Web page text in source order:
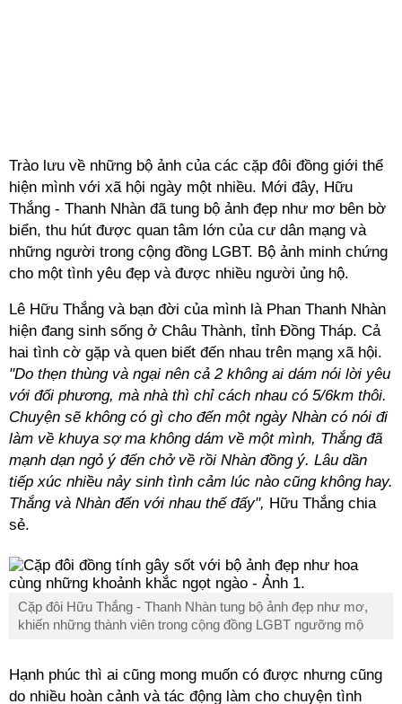
Trào lưu về những bộ ảnh của các cặp đôi đồng giới thể
hiện mình với xã hội ngày một nhiều. Mới đây, Hữu
Thắng - Thanh Nhàn đã tung bộ ảnh đẹp như mơ bên bờ
biển, thu hút được quan tâm lớn của cư dân mạng và
những người trong cộng đồng LGBT. Bộ ảnh minh chứng
cho một tình yêu đẹp và được nhiều người ủng hộ.
Lê Hữu Thắng và bạn đời của mình là Phan Thanh Nhàn
hiện đang sinh sống ở Châu Thành, tỉnh Đồng Tháp. Cả
hai tình cờ gặp và quen biết đến nhau trên mạng xã hội.
"Do thẹn thùng và ngại nên cả 2 không ai dám nói lời yêu
với đối phương, mà nhà thì chỉ cách nhau có 5/6km thôi.
Chuyện sẽ không có gì cho đến một ngày Nhàn có nói đi
làm về khuya sợ ma không dám về một mình, Thắng đã
mạnh dạn ngỏ ý đến chở về rồi Nhàn đồng ý. Lâu dần
tiếp xúc nhiều nảy sinh tình cảm lúc nào cũng không hay.
Thắng và Nhàn đến với nhau thế đấy", Hữu Thắng chia
sẻ.
Cặp đôi Hữu Thắng - Thanh Nhàn tung bộ ảnh đẹp như mơ,
khiến những thành viên trong cộng đồng LGBT ngưỡng mộ
Hạnh phúc thì ai cũng mong muốn có được nhưng cũng
do nhiều hoàn cảnh và tác động làm cho chuyện tình